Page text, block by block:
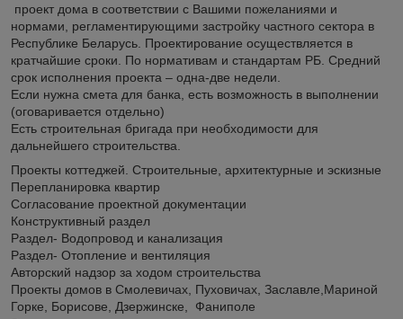
проект дома в соответствии с Вашими пожеланиями и
нормами, регламентирующими застройку частного сектора в
Республике Беларусь. Проектирование осуществляется в
кратчайшие сроки. По нормативам и стандартам РБ. Средний
срок исполнения проекта – одна-две недели.
Если нужна смета для банка, есть возможность в выполнении
(оговаривается отдельно)
Есть строительная бригада при необходимости для
дальнейшего строительства.
Проекты коттеджей. Строительные, архитектурные и эскизные
Перепланировка квартир
Согласование проектной документации
Конструктивный раздел
Раздел- Водопровод и канализация
Раздел- Отопление и вентиляция
Авторский надзор за ходом строительства
Проекты домов в Смолевичах, Пуховичах, Заславле,Мариной
Горке, Борисове, Дзержинске, Фаниполе